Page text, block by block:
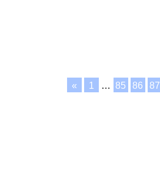
« 1 … 85 86 87